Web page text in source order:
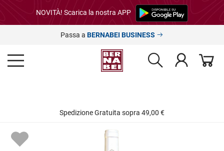
NOVITÀ! Scarica la nostra APP
Passa a BERNABEI BUSINESS
Spedizione Gratuita sopra 49,00 €